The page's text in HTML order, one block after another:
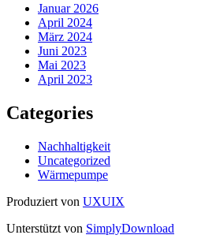
Januar 2026
April 2024
März 2024
Juni 2023
Mai 2023
April 2023
Categories
Nachhaltigkeit
Uncategorized
Wärmepumpe
Produziert von UXUIX
Unterstützt von SimplyDownload